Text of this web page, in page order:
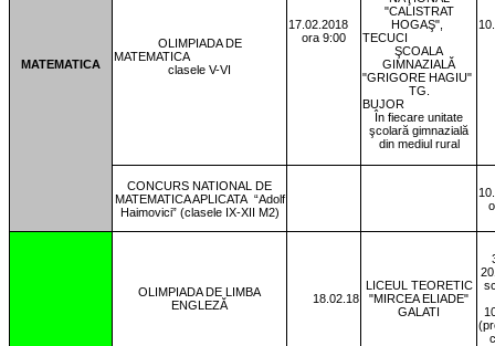
MATEMATICA
17.02.2018
ora 9:00
"CALISTRAT
HOGAŞ",
TECUCI
ŞCOALA
GIMNAZIALĂ
"GRIGORE HAGIU"
TG.
BUJOR
În fiecare unitate
şcolară gimnazială
din mediul rural
OLIMPIADA DE
MATEMATICA
clasele V-VI
CONCURS NATIONAL DE
MATEMATICA APLICATA “Adolf
Haimovici” (clasele IX-XII M2)
OLIMPIADA DE LIMBA
ENGLEZĂ
18.02.18
LICEUL TEORETIC
"MIRCEA ELIADE"
GALATI